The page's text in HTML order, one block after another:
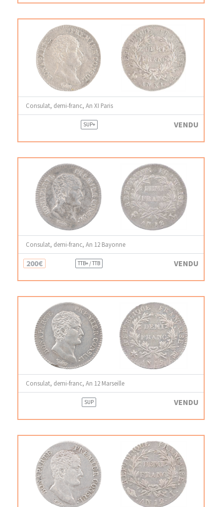
Consulat, demi-franc, An XI Paris
SUP+ VENDU
Consulat, demi-franc, An 12 Bayonne
200€ TTB+ / TTB VENDU
Consulat, demi-franc, An 12 Marseille
SUP VENDU